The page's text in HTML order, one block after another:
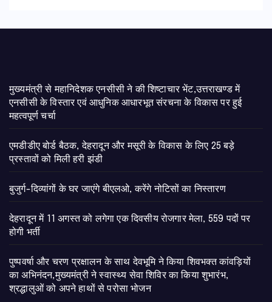
मुख्यमंत्री से महानिदेशक एनसीसी ने की शिष्टाचार भेंट,उत्तराखण्ड में
एनसीसी के विस्तार एवं आधुनिक आधारभूत संरचना के विकास पर हुई
महत्वपूर्ण चर्चा
एमडीडीए बोर्ड बैठक, देहरादून और मसूरी के विकास के लिए 25 बड़े
प्रस्तावों को मिली हरी झंडी
बुजुर्ग-दिव्यांगों के घर जाएंगे बीएलओ, करेंगे नोटिसों का निस्तारण
​देहरादून में 11 अगस्त को लगेगा एक दिवसीय रोजगार मेला, 559 पदों पर
होगी भर्ती
पुष्पवर्षा और चरण प्रक्षालन के साथ देवभूमि ने किया शिवभक्त कांवड़ियों
का अभिनंदन,मुख्यमंत्री ने स्वास्थ्य सेवा शिविर का किया शुभारंभ,
श्रद्धालुओं को अपने हाथों से परोसा भोजन